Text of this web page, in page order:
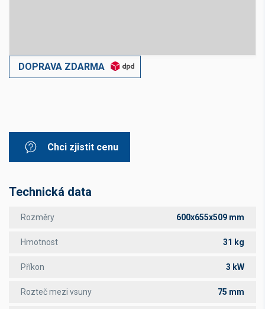
DOPRAVA ZDARMA
Chci zjistit cenu
Technická data
Rozměry 600x655x509 mm
Hmotnost 31 kg
Příkon 3 kW
Rozteč mezi vsuny 75 mm